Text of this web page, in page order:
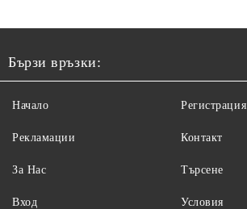
Бързи връзки:
Начало
Рекламации
За Нас
Вход
Регистрация
Контакт
Търсене
Условия